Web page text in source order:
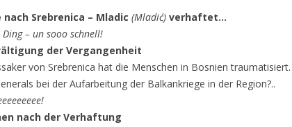
nach Srebrenica – Mladic (Mladić) verhaftet…
Ding – un sooo schnell!
der Vergangenheit
von Srebrenica hat die Menschen in Bosnien
bei der Aufarbeitung der Balkankriege in der Region?..
nach der Verhaftung